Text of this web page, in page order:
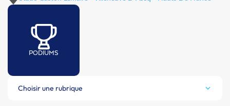
PODIUMS
Choisir une rubrique